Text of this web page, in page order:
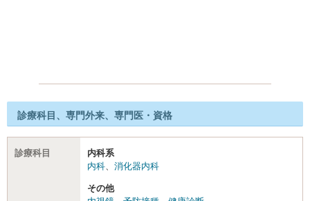
診療科目、専門外来、専門医・資格
診療科目
内科系
内科、 消化器内科
その他